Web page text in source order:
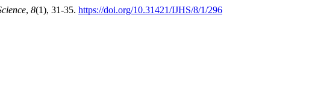
, 8(1), 31-35. https://doi.org/10.31421/IJHS/8/1/296